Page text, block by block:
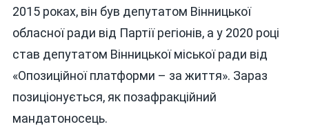
2015 роках, він був депутатом Вінницької
обласної ради від Партії регіонів, а у 2020 році
став депутатом Вінницької міської ради від
«Опозиційної платформи – за життя». Зараз
позиціонується, як позафракційний
мандатоносець.